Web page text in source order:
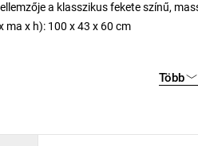
a klasszikus fekete színű,
ma x h): 100 x 43 x 60 cm
Több